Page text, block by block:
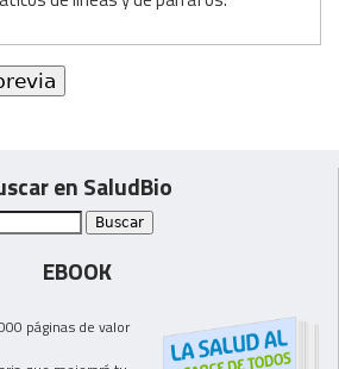
en SaludBio
EBOOK
páginas de valor